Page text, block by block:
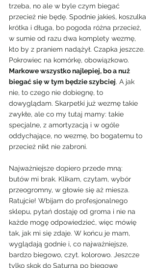
trzeba, no ale w byle czym biegać
przecież nie będę. Spodnie jakieś, koszulka
krótka i długa, bo pogoda różna przecież,
w sumie od razu dwa komplety wezmę,
kto by z praniem nadążył. Czapka jeszcze.
Pokrowiec na komórkę, obowiązkowo.
Markowe wszystko najlepiej, bo a nuż
biegać się w tym będzie szybciej. A jak
nie, to czego nie dobiegnę, to
dowyglądam. Skarpetki już wezmę takie
zwykłe, ale co my tutaj mamy: takie
specjalne, z amortyzacją i w ogóle
oddychające, no wezmę, bo bogatemu to
przecież nikt nie zabroni.
Najważniejsze dopiero przede mną:
butów mi brak. Klikam, czytam, wybór
przeogromny, w głowie się aż miesza.
Ratujcie! Wbijam do profesjonalnego
sklepu, pytań dostaję od groma i nie na
każde mogę odpowiedzieć, więc mówię
tak, jak mi się zdaje. W końcu je mam,
wyglądają godnie i, co najważniejsze,
bardzo biegowo, czyt. kolorowo. Jeszcze
tylko skok do Saturna po biegowe